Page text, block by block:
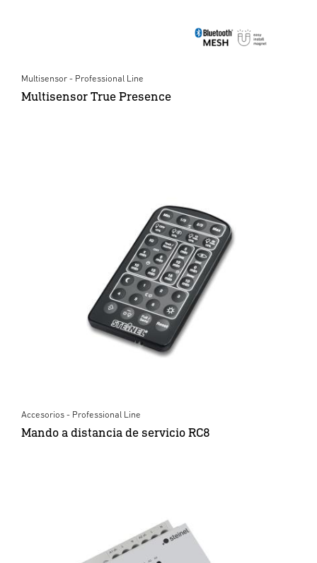
Multisensor - Professional Line
Multisensor True Presence
Accesorios - Professional Line
Mando a distancia de servicio RC8